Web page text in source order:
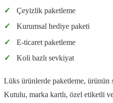
✓
Çeyizlik paketleme
✓
Kurumsal hediye paketi
✓
E-ticaret paketleme
✓
Koli bazlı sevkiyat
Lüks ürünlerde paketleme, ürünün
Kutulu, marka kartlı, özel etiketli